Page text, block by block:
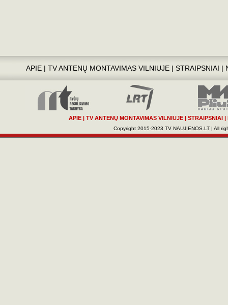
APIE| TV ANTENŲ MONTAVIMAS VILNIUJE| STRAIPSNIAI |
APIE | TV ANTENŲ MONTAVIMAS VILNIUJE | STRAIPSNIAI |
Copyright 2015-2023 TV NAUJIENOS.LT | All